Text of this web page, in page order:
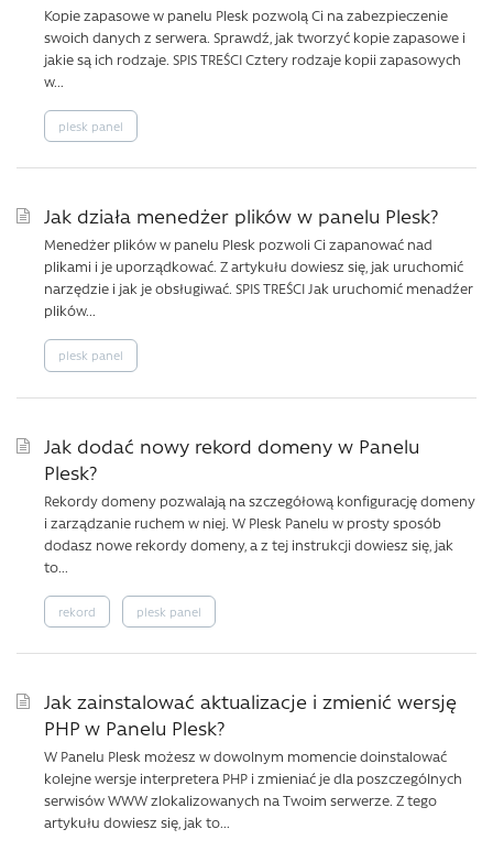
Kopie zapasowe w panelu Plesk pozwolą Ci na zabezpieczenie
swoich danych z serwera. Sprawdź, jak tworzyć kopie zapasowe i
jakie są ich rodzaje. SPIS TREŚCI Cztery rodzaje kopii zapasowych
w...
plesk panel
Jak działa menedżer plików w panelu Plesk?
Menedżer plików w panelu Plesk pozwoli Ci zapanować nad
plikami i je uporządkować. Z artykułu dowiesz się, jak uruchomić
narzędzie i jak je obsługiwać. SPIS TREŚCI Jak uruchomić menadźer
plików...
plesk panel
Jak dodać nowy rekord domeny w Panelu
Plesk?
Rekordy domeny pozwalają na szczegółową konfigurację domeny
i zarządzanie ruchem w niej. W Plesk Panelu w prosty sposób
dodasz nowe rekordy domeny, a z tej instrukcji dowiesz się, jak
to...
rekord plesk panel
Jak zainstalować aktualizacje i zmienić wersję
PHP w Panelu Plesk?
W Panelu Plesk możesz w dowolnym momencie doinstalować
kolejne wersje interpretera PHP i zmieniać je dla poszczególnych
serwisów WWW zlokalizowanych na Twoim serwerze. Z tego
artykułu dowiesz się, jak to...